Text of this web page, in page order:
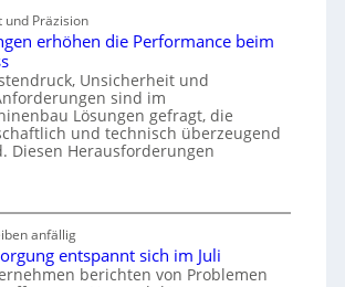
o
n
p
i
n
d
a
n
t
Präzision
erhöhen die Performance beim
Unsicherheit und
sind im
Lösungen gefragt, die
und technisch überzeugend
Diesen Herausforderungen
anfällig
entspannt sich im Juli
berichten von Problemen